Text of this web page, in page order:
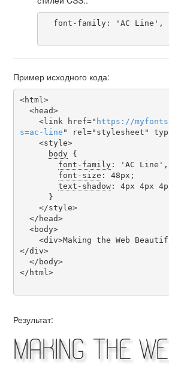
Пример исходного кода:
<html>
    <link href="
https ://myfonts
s=ac-line " rel="stylesheet"
body {
font-family: 'AC
font-size : 48px;
text-shadow: 4px 4px
</div>
</html>
Результат:
Making the